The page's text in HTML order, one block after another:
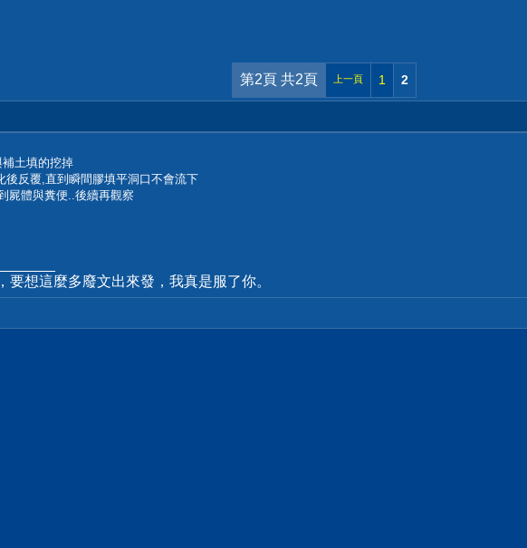
第2頁 共2頁 上一頁 1 2
土填的挖掉
後反覆,直到瞬間膠填平洞口不會流下
屍體與糞便..後續再觀察
要想這麼多廢文出來發，我真是服了你。